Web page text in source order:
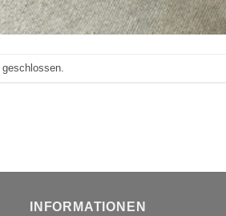
INFORMATIONEN